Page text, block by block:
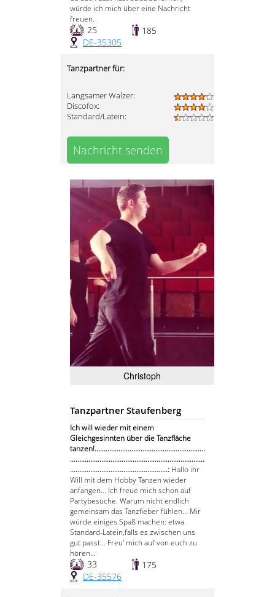
würde ich mich über eine Nachricht
freuen.
25
185
DE-35305
Tanzpartner für:
Langsamer Walzer:
Discofox:
Standard/Latein:
Nachricht senden
Christoph
Tanzpartner Staufenberg
Ich will wieder mit einem
Gleichgesinnten über die Tanzfläche
tanzen!............................................................
.........................................................................
.....................................................: Hallo ihr
Will mit dem Hobby Tanzen wieder
anfangen... Ich freue mich schon auf
Partybesuche. Warum nicht endlich
gemeinsam das Tanzfieber fühlen... Mir
würde einiges Spaß machen: etwa
Standard-Latein,falls es zwischen uns
gut passt... Freu' mich auf von euch zu
hören...
33
175
DE-35576